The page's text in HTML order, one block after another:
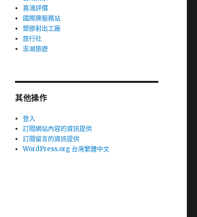
喜鴻評價
國際牌服務站
塑膠射出工廠
旅行社
澎湖旅遊
其他操作
登入
訂閱網站內容的資訊提供
訂閱留言的資訊提供
WordPress.org 台灣繁體中文